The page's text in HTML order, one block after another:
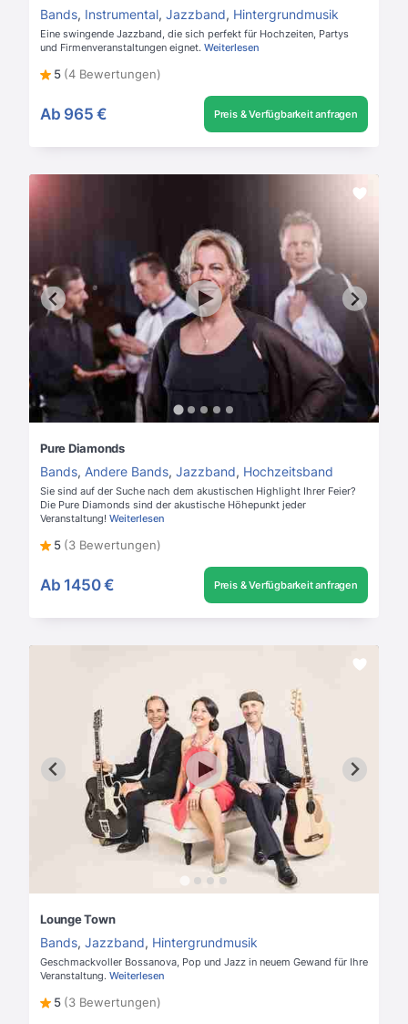
Bands, Instrumental, Jazzband, Hintergrundmusik
Eine swingende Jazzband, die sich perfekt für Hochzeiten, Partys
und Firmenveranstaltungen eignet. Weiterlesen
5 (4 Bewertungen)
Ab 965 € Preis & Verfügbarkeit anfragen
Pure Diamonds
Bands, Andere Bands, Jazzband, Hochzeitsband
Sie sind auf der Suche nach dem akustischen Highlight Ihrer Feier?
Die Pure Diamonds sind der akustische Höhepunkt jeder
Veranstaltung! Weiterlesen
5 (3 Bewertungen)
Ab 1450 € Preis & Verfügbarkeit anfragen
Lounge Town
Bands, Jazzband, Hintergrundmusik
Geschmackvoller Bossanova, Pop und Jazz in neuem Gewand für Ihre
Veranstaltung. Weiterlesen
5 (3 Bewertungen)